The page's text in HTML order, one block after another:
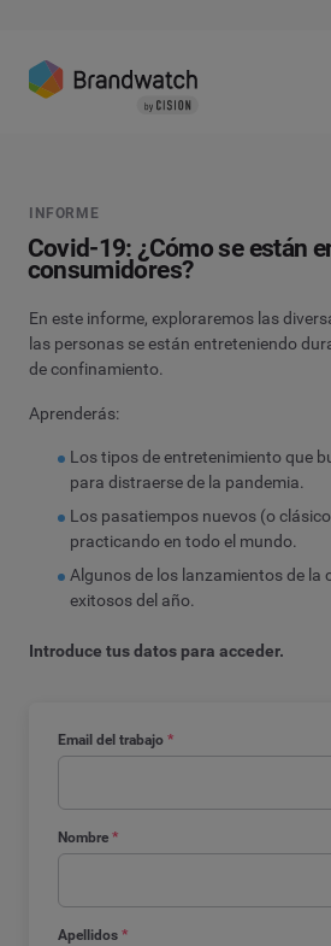
Email del trabajo *
Nombre *
Apellidos *
INFORME
Covid-19: ¿Cómo se están
consumidores?
En este informe, exploraremos las
las personas se están entreteniendo
de confinamiento.
Aprenderás:
Los tipos de entretenimiento que
para distraerse de la pandemia.
Los pasatiempos nuevos (o
practicando en todo el mundo.
Algunos de los lanzamientos de la
exitosos del año.
Introduce tus datos para acceder.